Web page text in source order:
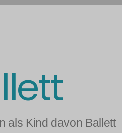
als Kind davon Ballett